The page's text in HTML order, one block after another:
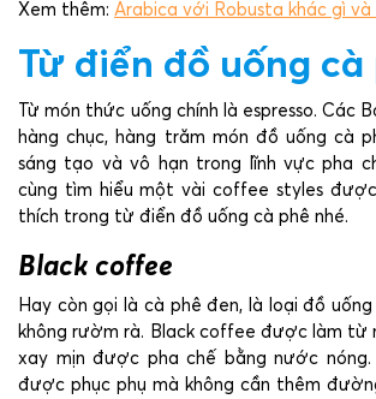
Xem thêm: Arabica với Robusta khác gì
Từ điển đồ uống cà
Từ món thức uống chính là espresso. Các
hàng chục, hàng trăm món đồ uống cà
sáng tạo và vô hạn trong lĩnh vực pha
cùng tìm hiểu một vài coffee styles
thích trong từ điển đồ uống cà phê nhé.
Black coffee
Hay còn gọi là cà phê đen, là loại đồ
không rườm rà. Black coffee được làm từ
xay mịn được pha chế bằng nước
được phục phụ mà không cần thêm